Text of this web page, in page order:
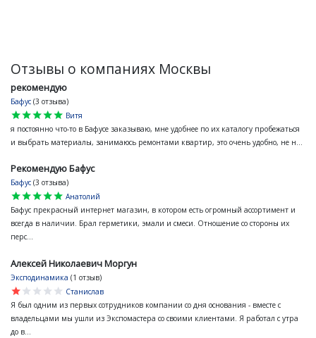
Отзывы о компаниях Москвы
рекомендую
Бафус (3 отзыва)
star
star
star
star
star
Витя
я постоянно что-то в Бафусе заказываю, мне удобнее по их каталогу пробежаться
и выбрать материалы, занимаюсь ремонтами квартир, это очень удобно, не н...
Рекомендую Бафус
Бафус (3 отзыва)
star
star
star
star
star
Анатолий
Бафус прекрасный интернет магазин, в котором есть огромный ассортимент и
всегда в наличии. Брал герметики, эмали и смеси. Отношение со стороны их
перс...
Алексей Николаевич Моргун
Эксподинамика (1 отзыв)
star
star
star
star
star
Станислав
Я был одним из первых сотрудников компании со дня основания - вместе с
владельцами мы ушли из Экспомастера со своими клиентами. Я работал с утра
до в...